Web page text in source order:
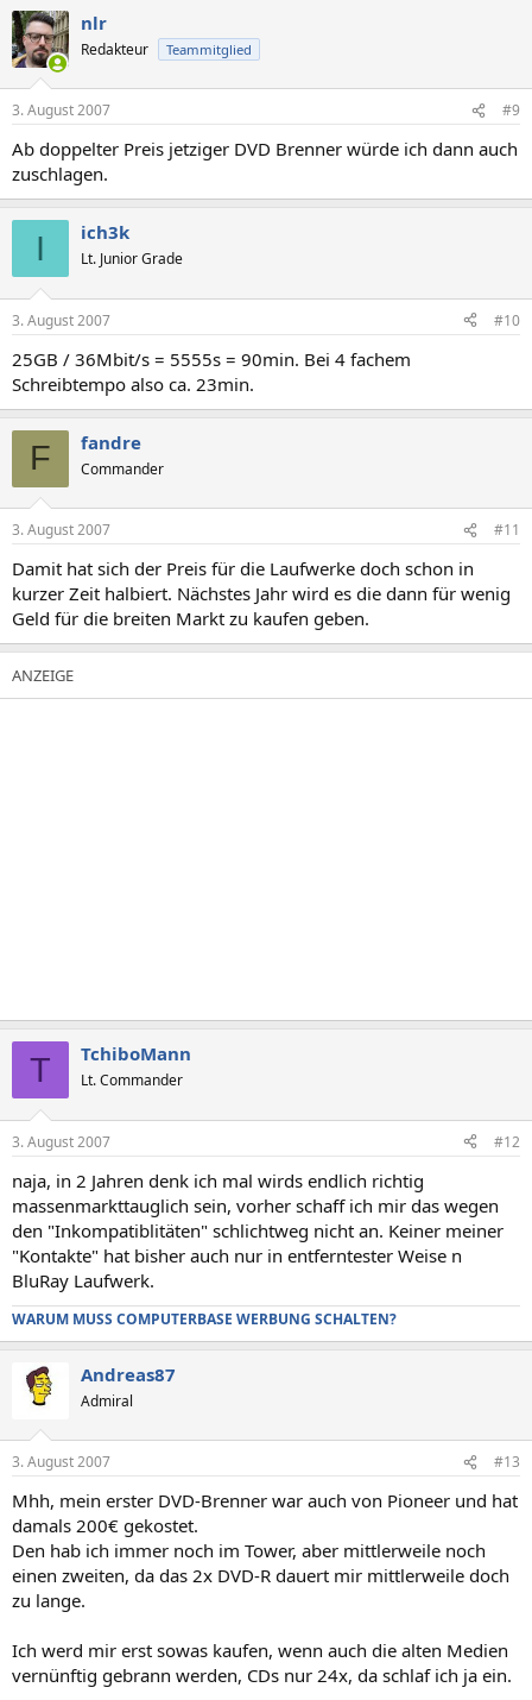
nlr
Redakteur Teammitglied
3. August 2007 #9
Ab doppelter Preis jetziger DVD Brenner würde ich dann auch
zuschlagen.
I ich3k
Lt. Junior Grade
3. August 2007 #10
25GB / 36Mbit/s = 5555s = 90min. Bei 4 fachem
Schreibtempo also ca. 23min.
F fandre
Commander
3. August 2007 #11
Damit hat sich der Preis für die Laufwerke doch schon in
kurzer Zeit halbiert. Nächstes Jahr wird es die dann für wenig
Geld für die breiten Markt zu kaufen geben.
T TchiboMann
Lt. Commander
3. August 2007 #12
naja, in 2 Jahren denk ich mal wirds endlich richtig
massenmarkttauglich sein, vorher schaff ich mir das wegen
den "Inkompatiblitäten" schlichtweg nicht an. Keiner meiner
"Kontakte" hat bisher auch nur in entferntester Weise n
BluRay Laufwerk.
WARUM MUSS COMPUTERBASE WERBUNG SCHALTEN?
Andreas87
Admiral
3. August 2007 #13
Mhh, mein erster DVD-Brenner war auch von Pioneer und hat
damals 200€ gekostet.
Den hab ich immer noch im Tower, aber mittlerweile noch
einen zweiten, da das 2x DVD-R dauert mir mittlerweile doch
zu lange.
Ich werd mir erst sowas kaufen, wenn auch die alten Medien
vernünftig gebrann werden, CDs nur 24x, da schlaf ich ja ein.